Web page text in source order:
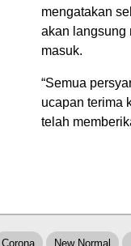
mengatakan
akan langsung
masuk.
“Semua
ucapan terima
telah
Corona New Normal